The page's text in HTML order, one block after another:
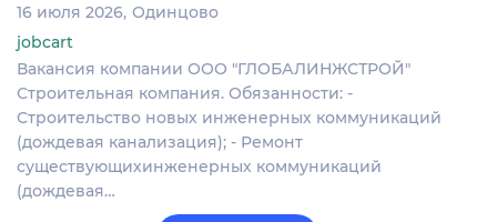
16 июля 2026 Одинцово
jobcart
Вакансия компании ООО "ГЛОБАЛИНЖСТРОЙ"
Строительная компания. Обязанности: -
Строительство новых инженерных коммуникаций
(дождевая канализация); - Ремонт
существующихинженерных коммуникаций
(дождевая…